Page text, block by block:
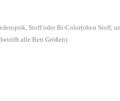
Stoff oder Bi-Color(oben Stoff,
alle Bett Größen)